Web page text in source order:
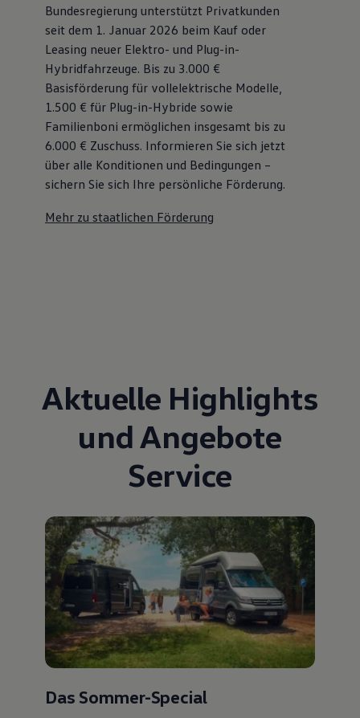
Bundesregierung unterstützt Privatkunden
seit dem 1. Januar 2026 beim Kauf oder
Leasing neuer Elektro- und Plug-in-
Hybridfahrzeuge. Bis zu 3.000 €
Basisförderung für vollelektrische Modelle,
1.500 € für Plug-in-Hybride sowie
Familienboni ermöglichen insgesamt bis zu
6.000 € Zuschuss⁠. Informieren Sie sich jetzt
über alle Konditionen und Bedingungen –
sichern Sie sich Ihre persönliche Förderung.
Mehr zu staatlichen Förderung
Aktuelle Highlights
und Angebote
Service
Das Sommer-Special